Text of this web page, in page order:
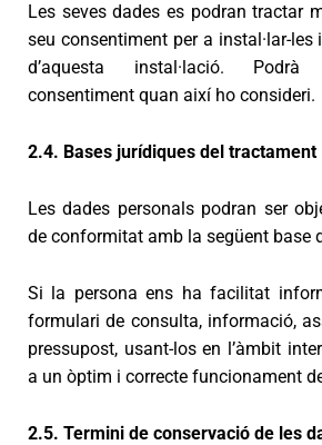
Les seves dades es podran tractar
seu consentiment per a instal·lar-
d’aquesta instal·lació.
consentiment quan així ho consideri.
2.4. Bases jurídiques del tractament
Les dades personals podran ser
de conformitat amb la següent base
Si la persona ens ha facilitat
formulari de consulta, informació,
pressupost, usant-los en l’àmbit
a un òptim i correcte funcionament
2.5. Termini de conservació de les